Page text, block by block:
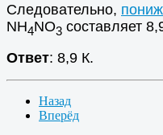
Следовательно,
NH4NO3 составляет
Ответ: 8,9 К.
Назад
Вперёд